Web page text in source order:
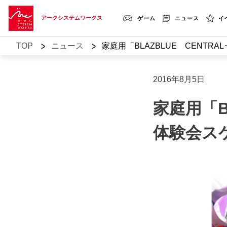
アークシステムワークス ゲーム ニュース イ
TOP > ニュース > 家庭用「BLAZBLUE CENTRAL
2016年8月5日
家庭用「
体験会ス